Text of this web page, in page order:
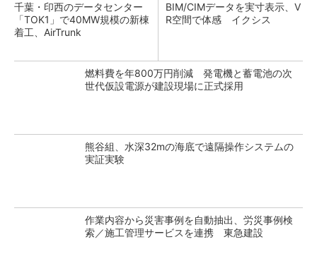
千葉・印西のデータセンター
「TOK1」で40MW規模の新棟
着工、AirTrunk
BIM/CIMデータを実寸表示、V
R空間で体感 イクシス
燃料費を年800万円削減 発電機と蓄電池の次
世代仮設電源が建設現場に正式採用
熊谷組、水深32mの海底で遠隔操作システムの
実証実験
作業内容から災害事例を自動抽出、労災事例検
索／施工管理サービスを連携 東急建設